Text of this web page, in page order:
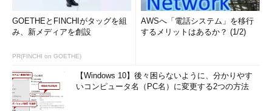
GOETHEとFINCHIがタッグを組
み、新メディアを創設
PR(FINCHI on GOETHE)
AWSへ「電話システム」を移行
するメリットはあるか？ (1/2)
【Windows 10】後々困らないように、分かりやす
いコンピュータ名（PC名）に変更する2つの方法